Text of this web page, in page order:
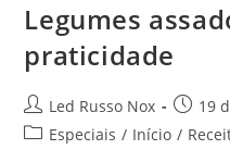
Legumes
praticidade
Led Russo Nox
19
Especiais / Início /